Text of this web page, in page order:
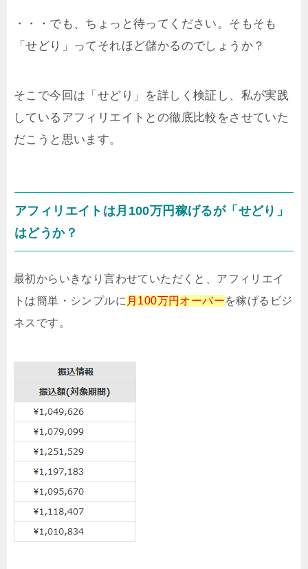
・・・でも、ちょっと待ってください。そもそも
「せどり」ってそれほど儲かるのでしょうか？
そこで今回は「せどり」を詳しく検証し、私が実践
しているアフィリエイトとの徹底比較をさせていた
だこうと思います。
アフィリエイトは月100万円稼げるが「せどり」
はどうか？
最初からいきなり言わせていただくと、アフィリエイ
トは簡単・シンプルに 月100万円オーバーを稼げるビジ
ネスです。